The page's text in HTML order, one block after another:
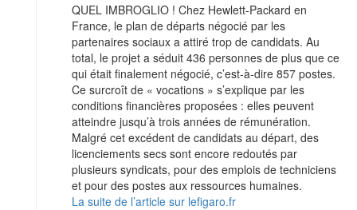
QUEL IMBROGLIO ! Chez Hewlett-Packard en
France, le plan de départs négocié par les
partenaires sociaux a attiré trop de candidats. Au
total, le projet a séduit 436 personnes de plus que ce
qui était finalement négocié, c’est-à-dire 857 postes.
Ce surcroît de « vocations » s’explique par les
conditions financières proposées : elles peuvent
atteindre jusqu’à trois années de rémunération.
Malgré cet excédent de candidats au départ, des
licenciements secs sont encore redoutés par
plusieurs syndicats, pour des emplois de techniciens
et pour des postes aux ressources humaines.
La suite de l’article sur lefigaro.fr